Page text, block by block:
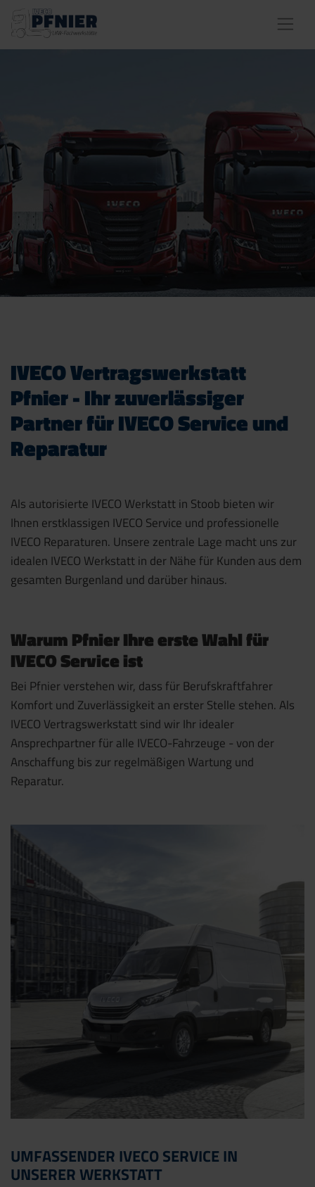
IVECO Vertragswerkstatt
Pfnier - Ihr zuverlässiger
Partner für IVECO Service und
Reparatur
Als autorisierte IVECO Werkstatt in Stoob bieten wir
Ihnen erstklassigen IVECO Service und professionelle
IVECO Reparaturen. Unsere zentrale Lage macht uns zur
idealen IVECO Werkstatt in der Nähe für Kunden aus dem
gesamten Burgenland und darüber hinaus.
Warum Pfnier Ihre erste Wahl für
IVECO Service ist
Bei Pfnier verstehen wir, dass für Berufskraftfahrer
Komfort und Zuverlässigkeit an erster Stelle stehen. Als
IVECO Vertragswerkstatt sind wir Ihr idealer
Ansprechpartner für alle IVECO-Fahrzeuge - von der
Anschaffung bis zur regelmäßigen Wartung und
Reparatur.
UMFASSENDER IVECO SERVICE IN
UNSERER WERKSTATT